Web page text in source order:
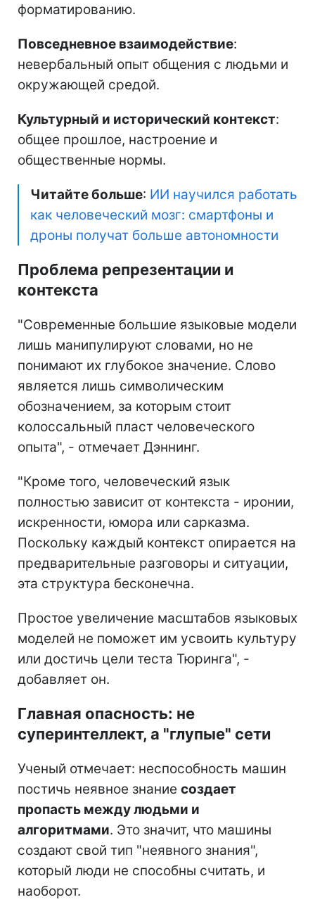
форматированию.
Повседневное взаимодействие:
невербальный опыт общения с людьми и
окружающей средой.
Культурный и исторический контекст:
общее прошлое, настроение и
общественные нормы.
Читайте больше: ИИ научился работать
как человеческий мозг: смартфоны и
дроны получат больше автономности
Проблема репрезентации и
контекста
"Современные большие языковые модели
лишь манипулируют словами, но не
понимают их глубокое значение. Слово
является лишь символическим
обозначением, за которым стоит
колоссальный пласт человеческого
опыта", - отмечает Дэннинг.
"Кроме того, человеческий язык
полностью зависит от контекста - иронии,
искренности, юмора или сарказма.
Поскольку каждый контекст опирается на
предварительные разговоры и ситуации,
эта структура бесконечна.
Простое увеличение масштабов языковых
моделей не поможет им усвоить культуру
или достичь цели теста Тюринга", -
добавляет он.
Главная опасность: не
суперинтеллект, а "глупые" сети
Ученый отмечает: неспособность машин
постичь неявное знание создает
пропасть между людьми и
алгоритмами. Это значит, что машины
создают свой тип "неявного знания",
который люди не способны считать, и
наоборот.